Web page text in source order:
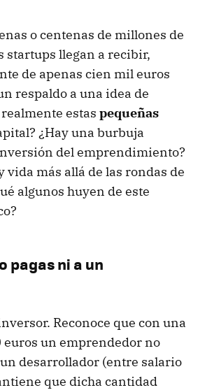
o centenas de millones de
startups llegan a recibir,
de apenas cien mil euros
respaldo a una idea de
estas pequeñas
¿Hay una burbuja
del emprendimiento?
vida más allá de las rondas de
algunos huyen de este
pagas ni a un
Reconoce que con una
euros un emprendedor no
desarrollador (entre salario
que dicha cantidad